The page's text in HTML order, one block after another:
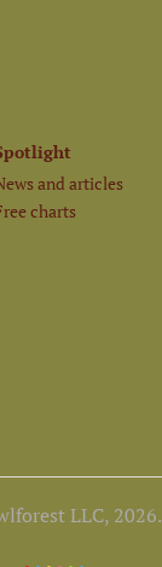
and articles
charts
LLC, 2026.